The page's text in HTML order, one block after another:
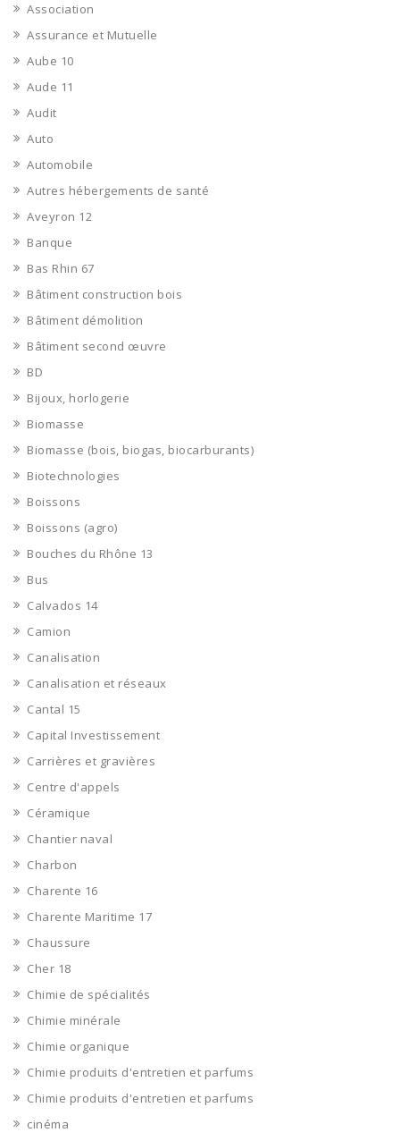
Association
Assurance et Mutuelle
Aube 10
Aude 11
Audit
Auto
Automobile
Autres hébergements de santé
Aveyron 12
Banque
Bas Rhin 67
Bâtiment construction bois
Bâtiment démolition
Bâtiment second œuvre
BD
Bijoux, horlogerie
Biomasse
Biomasse (bois, biogas, biocarburants)
Biotechnologies
Boissons
Boissons (agro)
Bouches du Rhône 13
Bus
Calvados 14
Camion
Canalisation
Canalisation et réseaux
Cantal 15
Capital Investissement
Carrières et gravières
Centre d'appels
Céramique
Chantier naval
Charbon
Charente 16
Charente Maritime 17
Chaussure
Cher 18
Chimie de spécialités
Chimie minérale
Chimie organique
Chimie produits d'entretien et parfums
Chimie produits d'entretien et parfums
cinéma